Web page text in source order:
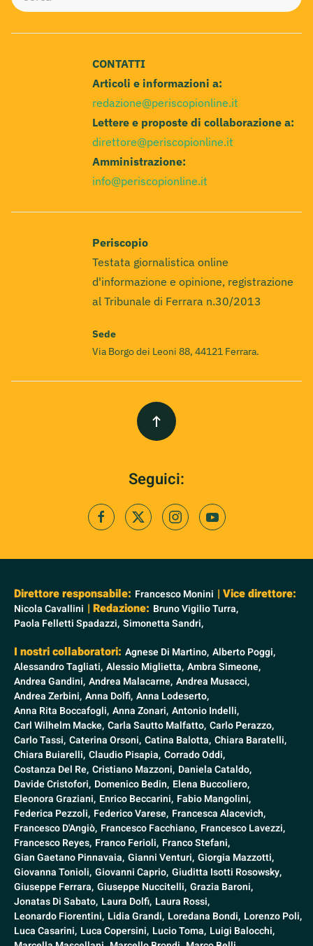
CONTATTI
Articoli e informazioni a:
redazione@periscopionline.it
Lettere e proposte di collaborazione a:
direttore@periscopionline.it
Amministrazione:
info@periscopionline.it
Periscopio
Testata giornalistica online
d'informazione e opinione, registrazione
al Tribunale di Ferrara n.30/2013
Sede
Via Borgo dei Leoni 88, 44121 Ferrara.
Seguici:
Direttore responsabile: Francesco Monini | Vice direttore:
Nicola Cavallini | Redazione: Bruno Vigilio Turra,
Paola Felletti Spadazzi, Simonetta Sandri,
I nostri collaboratori: Agnese Di Martino, Alberto Poggi,
Alessandro Tagliati, Alessio Miglietta, Ambra Simeone,
Andrea Gandini, Andrea Malacarne, Andrea Musacci,
Andrea Zerbini, Anna Dolfi, Anna Lodeserto,
Anna Rita Boccafogli, Anna Zonari, Antonio Indelli,
Carl Wilhelm Macke, Carla Sautto Malfatto, Carlo Perazzo,
Carlo Tassi, Caterina Orsoni, Catina Balotta, Chiara Baratelli,
Chiara Buiarelli, Claudio Pisapia, Corrado Oddi,
Costanza Del Re, Cristiano Mazzoni, Daniela Cataldo,
Davide Cristofori, Domenico Bedin, Elena Buccoliero,
Eleonora Graziani, Enrico Beccarini, Fabio Mangolini,
Federica Pezzoli, Federico Varese, Francesca Alacevich,
Francesco D'Angiò, Francesco Facchiano, Francesco Lavezzi,
Francesco Reyes, Franco Ferioli, Franco Stefani,
Gian Gaetano Pinnavaia, Gianni Venturi, Giorgia Mazzotti,
Giovanna Tonioli, Giovanni Caprio, Giuditta Isotti Rosowsky,
Giuseppe Ferrara, Giuseppe Nuccitelli, Grazia Baroni,
Jonatas Di Sabato, Laura Dolfi, Laura Rossi,
Leonardo Fiorentini, Lidia Grandi, Loredana Bondi, Lorenzo Poli,
Luca Casarini, Luca Copersini, Lucio Toma, Luigi Balocchi,